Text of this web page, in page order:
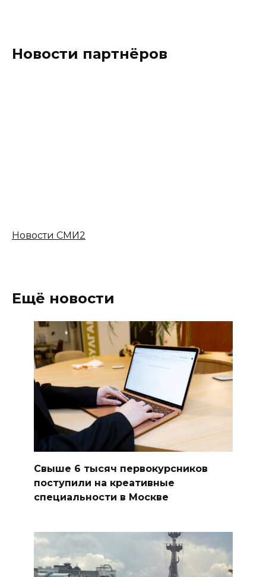
Новости партнёров
Новости СМИ2
Ещё новости
Свыше 6 тысяч первокурсников
поступили на креативные
специальности в Москве